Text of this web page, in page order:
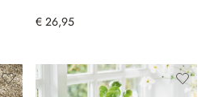
€ 26,95